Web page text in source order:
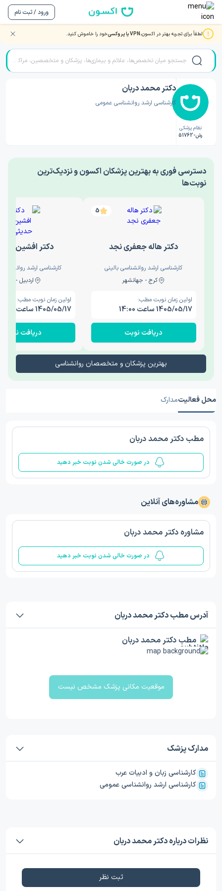
ورود / ثبت نام
لطفاً برای تجربه بهتر در اکسون،VPN یا پروکسی خود را خاموش کنید. صفحه اصلی/دکتر روانشناسی/دکتر محمد دربان
نظام پزشکی
رش-51762
دکتر محمد دربان
کارشناسی ارشد روانشناسی عمومی
‎دسترسی فوری به بهترین پزشکان اکسون و نزدیک‌ترین
نوبت‌ها
5
دکتر هاله جعفری نجد
کارشناسی ارشد روانشناسی بالینی
کرج - جهانشهر
اولین زمان نوبت مطب:
1405/05/17 ساعت 14:00
دریافت نوبت
دکتر افشین
کارشناسی ارشد
اردبیل - والی
اولین زمان نوبت مطب:
1405/05/17 ساعت 15:00
دریافت نوبت
بهترین پزشکان و متخصصان روانشناسی
محل فعالیتمدارک
مطب دکتر محمد دربان
در صورت خالی شدن نوبت خبر دهید
مشاوره‌های آنلاین
مشاوره دکتر محمد دربان
در صورت خالی شدن نوبت خبر دهید
آدرس مطب دکتر محمد دربان
مطب دکتر محمد دربان
موقعیت مکانی پزشک مشخص نیست
مدارک پزشک
کارشناسی زبان و ادبیات عرب
کارشناسی ارشد روانشناسی عمومی
نظرات درباره دکتر محمد دربان
ثبت نظر